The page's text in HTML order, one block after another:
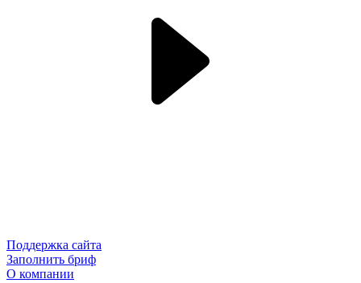
Поддержка сайта
Заполнить бриф
О компании